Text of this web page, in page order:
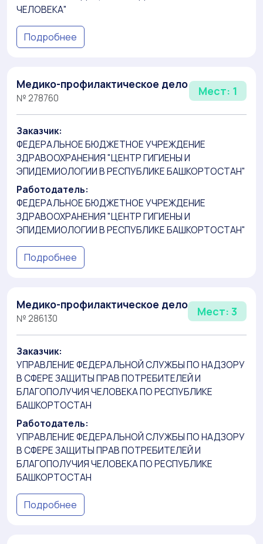
ЧЕЛОВЕКА"
Подробнее
Медико-профилактическое дело
№ 278760
Мест: 1
Заказчик:
ФЕДЕРАЛЬНОЕ БЮДЖЕТНОЕ УЧРЕЖДЕНИЕ
ЗДРАВООХРАНЕНИЯ "ЦЕНТР ГИГИЕНЫ И
ЭПИДЕМИОЛОГИИ В РЕСПУБЛИКЕ БАШКОРТОСТАН"
Работодатель:
ФЕДЕРАЛЬНОЕ БЮДЖЕТНОЕ УЧРЕЖДЕНИЕ
ЗДРАВООХРАНЕНИЯ "ЦЕНТР ГИГИЕНЫ И
ЭПИДЕМИОЛОГИИ В РЕСПУБЛИКЕ БАШКОРТОСТАН"
Подробнее
Медико-профилактическое дело
№ 286130
Мест: 3
Заказчик:
УПРАВЛЕНИЕ ФЕДЕРАЛЬНОЙ СЛУЖБЫ ПО НАДЗОРУ
В СФЕРЕ ЗАЩИТЫ ПРАВ ПОТРЕБИТЕЛЕЙ И
БЛАГОПОЛУЧИЯ ЧЕЛОВЕКА ПО РЕСПУБЛИКЕ
БАШКОРТОСТАН
Работодатель:
УПРАВЛЕНИЕ ФЕДЕРАЛЬНОЙ СЛУЖБЫ ПО НАДЗОРУ
В СФЕРЕ ЗАЩИТЫ ПРАВ ПОТРЕБИТЕЛЕЙ И
БЛАГОПОЛУЧИЯ ЧЕЛОВЕКА ПО РЕСПУБЛИКЕ
БАШКОРТОСТАН
Подробнее